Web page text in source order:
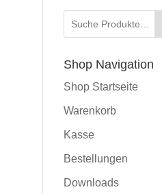
Shop Navigation
Shop Startseite
Warenkorb
Kasse
Bestellungen
Downloads